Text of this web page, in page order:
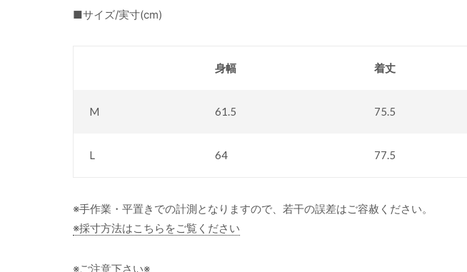
■サイズ/実寸(cm)
身幅 着丈
M 61.5 75.5
L 64 77.5
※手作業・平置きでの計測となりますので、若干の誤差はご容赦ください。
※採寸方法はこちらをご覧ください
※ご注意下さい※